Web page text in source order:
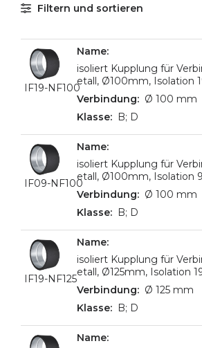
Filtern und sortieren
IF19-NF100
isoliert Kupplung für
etall, Ø100mm, Isolation
Ø 100 mm
B; D
IF09-NF100
isoliert Kupplung für
etall, Ø100mm, Isolation
Ø 100 mm
B; D
IF19-NF125
isoliert Kupplung für
etall, Ø125mm, Isolation
Ø 125 mm
B; D